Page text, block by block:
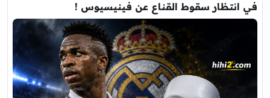
في انتظار سقوط القناع عن فينيسيوس !